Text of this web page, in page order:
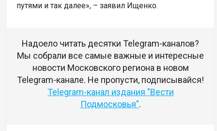
путями и так далее», – заявил Ищенко.
Надоело читать десятки Telegram-каналов?
Мы собрали все самые важные и интересные
новости Московского региона в новом
Telegram-канале. Не пропусти, подписывайся!
Telegram-канал издания "Вести
Подмосковья".